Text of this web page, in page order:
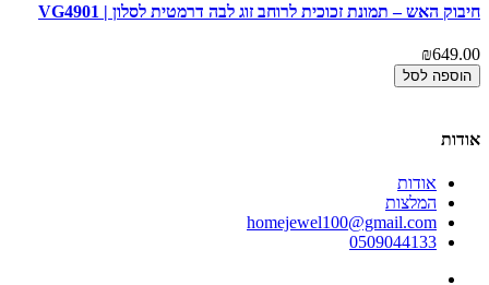
חיבוק האש – תמונת זכוכית לרוחב זוג לבה דרמטית לסלון | VG4901
₪649.00
הוספה לסל
אודות
אודות
המלצות
homejewel100@gmail.com
0509044133